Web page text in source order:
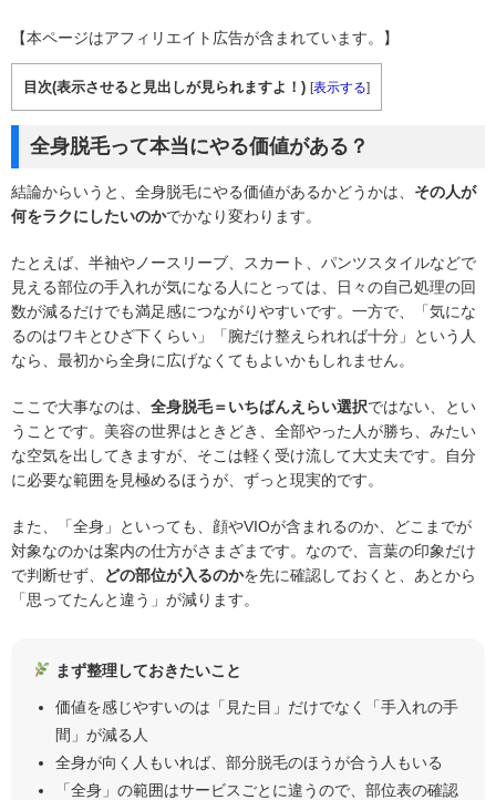
【本ページはアフィリエイト広告が含まれています。】
目次(表示させると見出しが見られますよ！) [表示する]
全身脱毛って本当にやる価値がある？
結論からいうと、全身脱毛にやる価値があるかどうかは、 その人が
何をラクにしたいのかでかなり変わります。
たとえば、半袖やノースリーブ、スカート、パンツスタイルなどで
見える部位の手入れが気になる人にとっては、日々の自己処理の回
数が減るだけでも満足感につながりやすいです。一方で、「気にな
るのはワキとひざ下くらい」「腕だけ整えられれば十分」という人
なら、最初から全身に広げなくてもよいかもしれません。
ここで大事なのは、 全身脱毛＝いちばんえらい選択ではない、とい
うことです。美容の世界はときどき、全部やった人が勝ち、みたい
な空気を出してきますが、そこは軽く受け流して大丈夫です。自分
に必要な範囲を見極めるほうが、ずっと現実的です。
また、「全身」といっても、顔やVIOが含まれるのか、どこまでが
対象なのかは案内の仕方がさまざまです。なので、言葉の印象だけ
で判断せず、
どの部位が入るのかを先に確認しておくと、あとから
「思ってたんと違う」が減ります。
まず整理しておきたいこと
価値を感じやすいのは「見た目」だけでなく「手入れの手
間」が減る人
全身が向く人もいれば、部分脱毛のほうが合う人もいる
「全身」の範囲はサービスごとに違うので、部位表の確認